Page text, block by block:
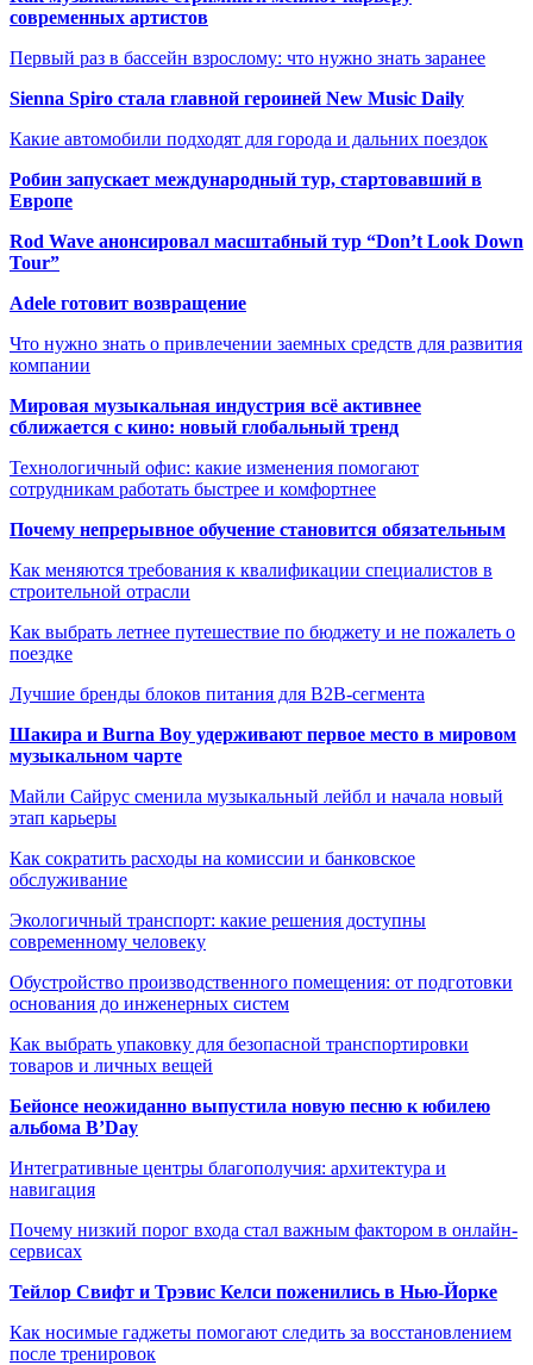
современных артистов
Первый раз в бассейн взрослому: что нужно знать заранее
Sienna Spiro стала главной героиней New Music Daily
Какие автомобили подходят для города и дальних поездок
Робин запускает международный тур, стартовавший в
Европе
Rod Wave анонсировал масштабный тур “Don’t Look Down
Tour”
Adele готовит возвращение
Что нужно знать о привлечении заемных средств для развития
компании
Мировая музыкальная индустрия всё активнее
сближается с кино: новый глобальный тренд
Технологичный офис: какие изменения помогают
сотрудникам работать быстрее и комфортнее
Почему непрерывное обучение становится обязательным
Как меняются требования к квалификации специалистов в
строительной отрасли
Как выбрать летнее путешествие по бюджету и не пожалеть о
поездке
Лучшие бренды блоков питания для B2B-сегмента
Шакира и Burna Boy удерживают первое место в мировом
музыкальном чарте
Майли Сайрус сменила музыкальный лейбл и начала новый
этап карьеры
Как сократить расходы на комиссии и банковское
обслуживание
Экологичный транспорт: какие решения доступны
современному человеку
Обустройство производственного помещения: от подготовки
основания до инженерных систем
Как выбрать упаковку для безопасной транспортировки
товаров и личных вещей
Бейонсе неожиданно выпустила новую песню к юбилею
альбома B’Day
Интегративные центры благополучия: архитектура и
навигация
Почему низкий порог входа стал важным фактором в онлайн-
сервисах
Тейлор Свифт и Трэвис Келси поженились в Нью-Йорке
Как носимые гаджеты помогают следить за восстановлением
после тренировок